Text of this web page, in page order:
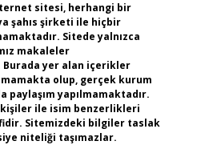
sitesi, herhangi bir
şahıs şirketi ile hiçbir
Sitede yalnızca
makaleler
Burada yer alan içerikler
olup, gerçek kurum
paylaşım yapılmamaktadır.
ile isim benzerlikleri
Sitemizdeki bilgiler taslak
niteliği taşımazlar.